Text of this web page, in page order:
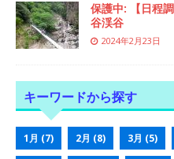
保護中: 【日程
谷渓谷
2024年2月23日
キーワードから探す
1月 (7) 2月 (8) 3月 (5)